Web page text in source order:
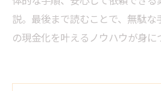
説。最後まで読むことで、無駄
の現金化を叶えるノウハウが身に